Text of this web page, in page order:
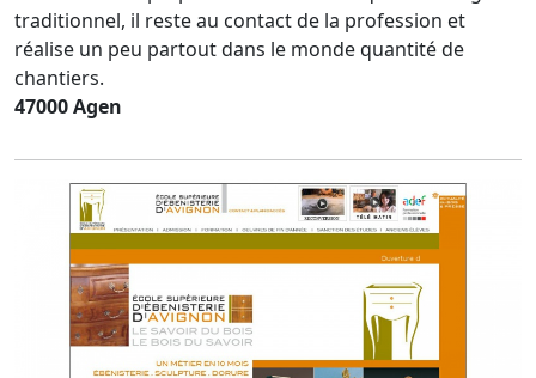
traditionnel, il reste au contact de la profession et
réalise un peu partout dans le monde quantité de
chantiers.
47000 Agen